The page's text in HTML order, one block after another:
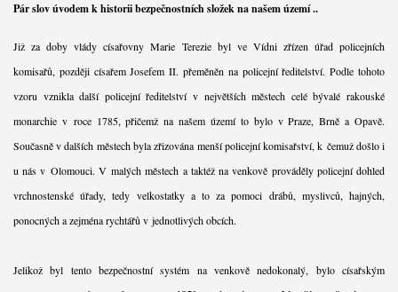
Pár slov úvodem k historii bezpečnostních složek na našem území ..
Již za doby vlády císařovny Marie Terezie byl ve Vídni zřízen úřad policejních
komisařů, později císařem Josefem II. přeměněn na policejní ředitelství. Podle tohoto
vzoru vznikla další policejní ředitelství v největších městech celé bývalé rakouské
monarchie v roce 1785, přičemž na našem území to bylo v Praze, Brně a Opavě.
Současně v dalších městech byla zřizována menší policejní komisařství, k čemuž došlo i
u nás v Olomouci. V malých městech a taktéž na venkově prováděly policejní dohled
vrchnostenské úřady, tedy velkostatky a to za pomoci drábů, myslivců, hajných,
ponocných a zejména rychtářů v jednotlivých obcích.
Jelikož byl tento bezpečnostní systém na venkově nedokonalý, bylo císařským